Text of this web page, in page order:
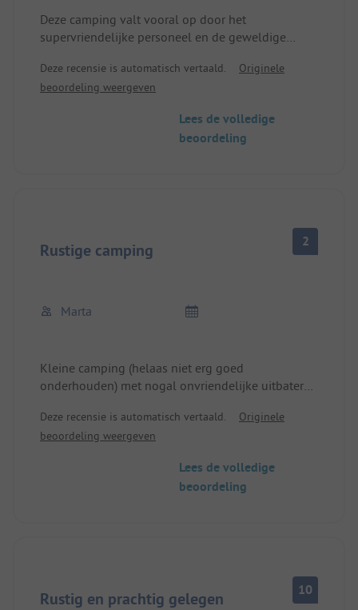
Deze camping valt vooral op door het
supervriendelijke personeel en de geweldige
ontspannen. In het restaurant kun je eten en echt
goede drankjes krijgen. Of het nu voor een
plek is geschikt. Gewoon super 😀
Deze recensie is automatisch vertaald.
Originele
beoordeling weergeven
Lees de volledige
beoordeling
Rustige camping 2
Marta
Kleine camping (helaas niet erg goed
onderhouden) met nogal onvriendelijke uitbaters.
complex is aan renovatie toe. Eenvoudige
gastronomie maar kwaliteit is ok
Deze recensie is automatisch vertaald.
Originele
beoordeling weergeven
Lees de volledige
beoordeling
Rustig en prachtig gelegen 10